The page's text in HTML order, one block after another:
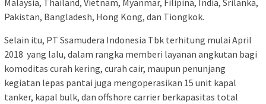
Pakistan, Bangladesh, Hong Kong, dan Tiongkok.
Selain itu, PT Ssamudera Indonesia Tbk terhitung mulai April
2018 yang lalu, dalam rangka memberi layanan angkutan bagi
komoditas curah kering, curah cair, maupun penunjang
kegiatan lepas pantai juga mengoperasikan 15 unit kapal
tanker, kapal bulk, dan offshore carrier berkapasitas total